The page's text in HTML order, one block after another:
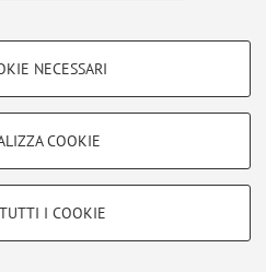
FACOLTATIVI
a titolo esemplificativo, per il corretto
NECESSARI
COOKIE
I COOKIE
| Impostazioni Cookie